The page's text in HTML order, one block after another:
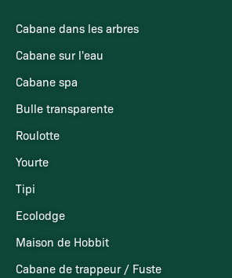
Cabane dans les arbres
Cabane sur l'eau
Cabane spa
Bulle transparente
Roulotte
Yourte
Tipi
Ecolodge
Maison de Hobbit
Cabane de trappeur / Fuste